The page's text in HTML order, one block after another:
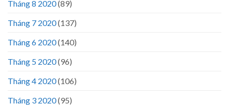
Tháng 8 2020(89)
Tháng 7 2020(137)
Tháng 6 2020(140)
Tháng 5 2020(96)
Tháng 4 2020(106)
Tháng 3 2020(95)